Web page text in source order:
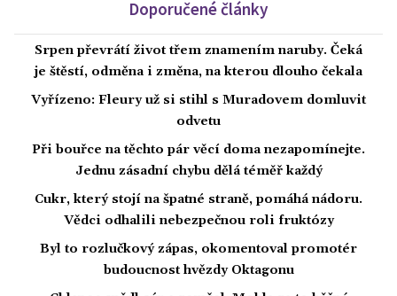
Doporučené články
Srpen převrátí život třem znamením naruby. Čeká
je štěstí, odměna i změna, na kterou dlouho čekala
Vyřízeno: Fleury už si stihl s Muradovem domluvit
odvetu
Při bouřce na těchto pár věcí doma nezapomínejte.
Jednu zásadní chybu dělá téměř každý
Cukr, který stojí na špatné straně, pomáhá nádoru.
Vědci odhalili nebezpečnou roli fruktózy
Byl to rozlučkový zápas, okomentoval promotér
budoucnost hvězdy Oktagonu